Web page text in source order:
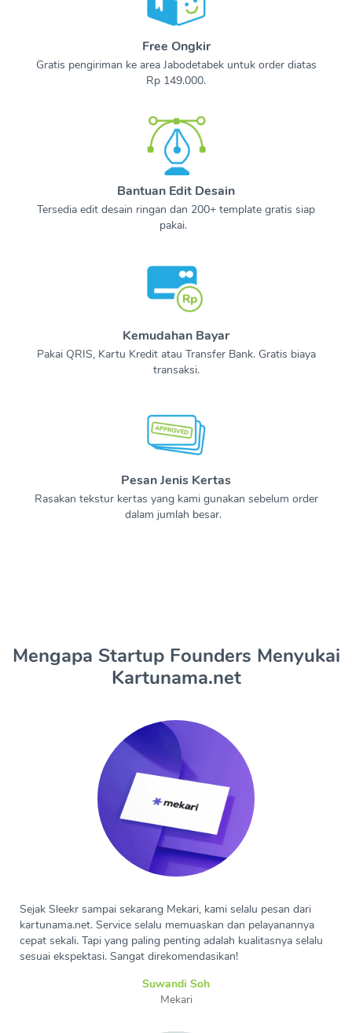
Free Ongkir
Gratis pengiriman ke area Jabodetabek untuk order diatas
Rp 149.000.
Bantuan Edit Desain
Tersedia edit desain ringan dan 200+ template gratis siap
pakai.
Kemudahan Bayar
Pakai QRIS, Kartu Kredit atau Transfer Bank. Gratis biaya
transaksi.
Pesan Jenis Kertas
Rasakan tekstur kertas yang kami gunakan sebelum order
dalam jumlah besar.
Mengapa Startup Founders Menyukai
Kartunama.net
Sejak Sleekr sampai sekarang Mekari, kami selalu pesan dari
kartunama.net. Service selalu memuaskan dan pelayanannya
cepat sekali. Tapi yang paling penting adalah kualitasnya selalu
sesuai ekspektasi. Sangat direkomendasikan!
Suwandi Soh
Mekari